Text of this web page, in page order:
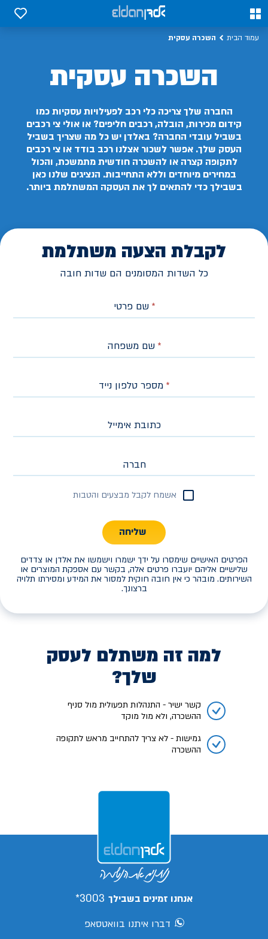
0
0
עמוד הבית השכרה עסקית
השכרה עסקית
החברה שלך צריכה כלי רכב לפעילויות עסקיות כמו
קידום מכירות, הובלה, רכבים חליפים? או אולי צי רכבים
בשביל עובדי החברה? באלדן יש כל מה שצריך בשביל
העסק שלך. אפשר לשכור אצלנו רכב בודד או צי רכבים
לתקופה קצרה או להשכרה חודשית מתמשכת, והכול
במחירים מיוחדים וללא התחייבות. הנציגים שלנו כאן
בשבילך כדי להתאים לך את העסקה המשתלמת ביותר.
לקבלת הצעה משתלמת
כל השדות המסומנים הם שדות חובה
שם פרטי *
שם משפחה *
מספר טלפון נייד *
כתובת אימייל
חברה
אשמח לקבל מבצעים והטבות
שליחה
הפרטים האישיים שימסרו על ידך ישמרו וישמשו את אלדן או צדדים
שלישיים אליהם יועברו פרטים אלה, בקשר עם אספקת המוצרים או
השירותים. מובהר כי אין חובה חוקית למסור את המידע ומסירתו תלויה
ברצונך.
למה זה משתלם לעסק
שלך?
קשר ישיר - התנהלות תפעולית מול סניף
ההשכרה, ולא מול מוקד
גמישות - לא צריך להתחייב מראש לתקופה
ההשכרה
אנחנו זמינים בשבילך 3003*
דברו איתנו בוואטסאפ